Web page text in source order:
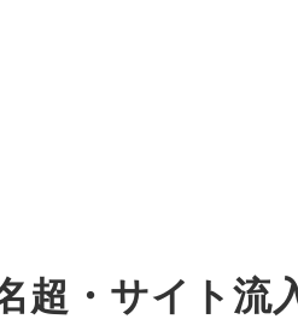
超・サイト流